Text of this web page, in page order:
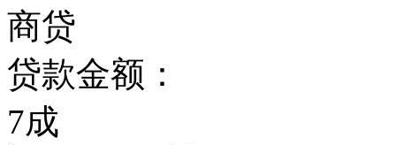
商贷
贷款金额：
7成